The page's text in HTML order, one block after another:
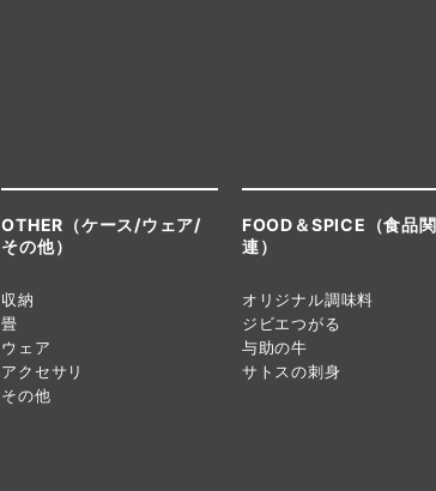
OTHER（ケース/ウェア/
その他）
収納
畳
ウェア
アクセサリ
その他
FOOD＆SPICE（食品関
連）
オリジナル調味料
ジビエつがる
与助の牛
サトスの刺身